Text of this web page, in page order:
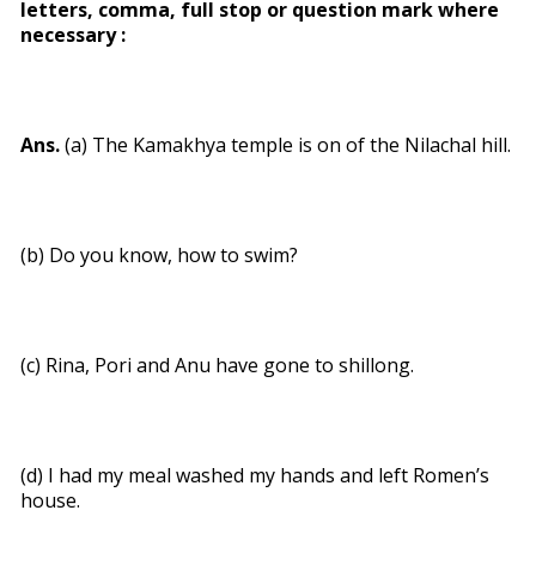
letters, comma, full stop or question mark where
necessary :
Ans.(a) The Kamakhya temple is on of the Nilachal hill.
(b) Do you know, how to swim?
(c) Rina, Pori and Anu have gone to shillong.
(d) I had my meal washed my hands and left Romen’s
house.